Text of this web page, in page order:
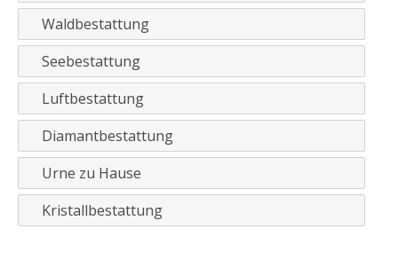
Waldbestattung
Seebestattung
Luftbestattung
Diamantbestattung
Urne zu Hause
Kristallbestattung